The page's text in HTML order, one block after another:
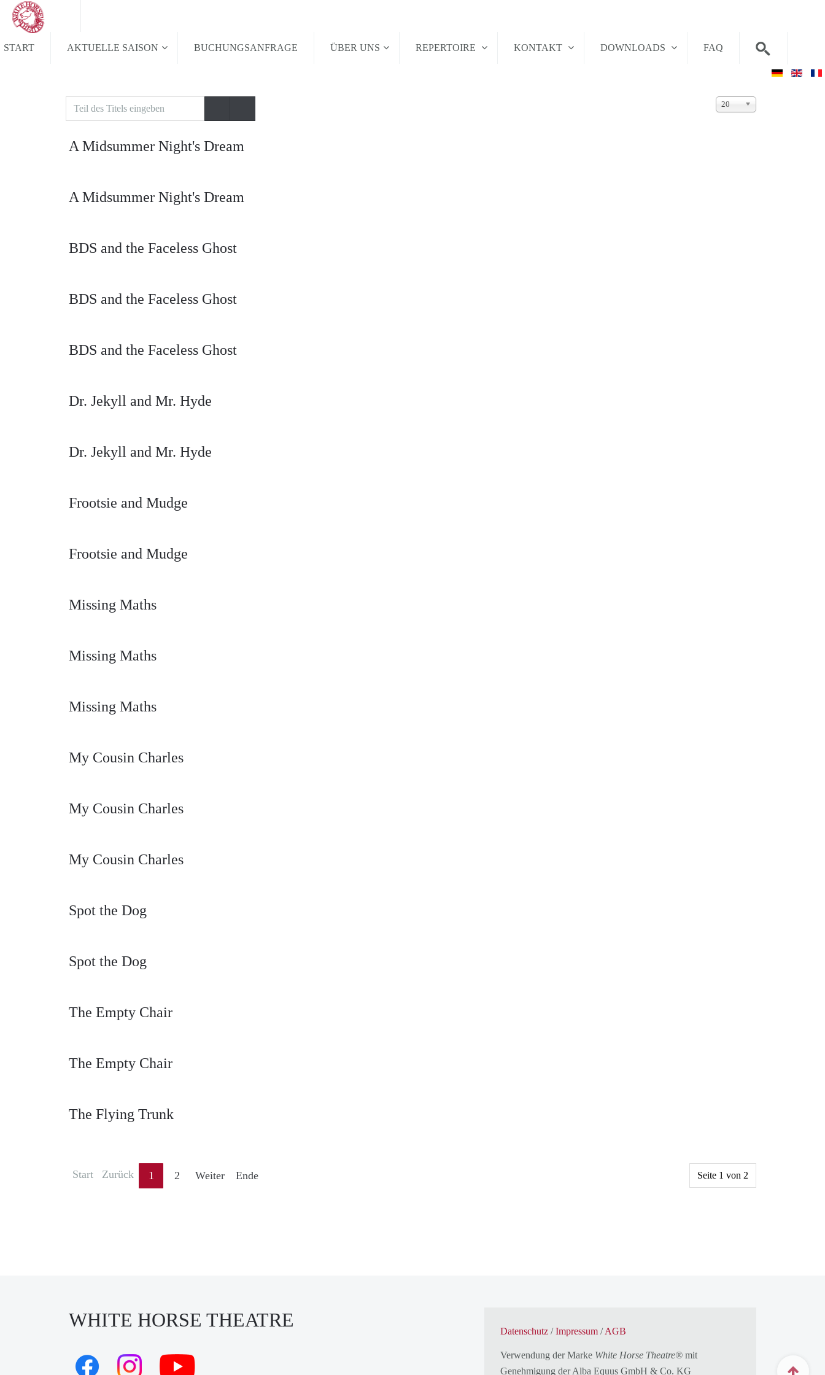
START AKTUELLE SAISON BUCHUNGSANFRAGE ÜBER UNS REPERTOIRE KONTAKT DOWNLOADS FAQ
Teil
des
eingeben
Anzeige
20
A Midsummer Night's Dream
A Midsummer Night's Dream
BDS and the Faceless Ghost
BDS and the Faceless Ghost
BDS and the Faceless Ghost
Dr. Jekyll and Mr. Hyde
Dr. Jekyll and Mr. Hyde
Frootsie and Mudge
Frootsie and Mudge
Missing Maths
Missing Maths
Missing Maths
My Cousin Charles
My Cousin Charles
My Cousin Charles
Spot the Dog
Spot the Dog
The Empty Chair
The Empty Chair
The Flying Trunk
Seite 1 von 2
Start Zurück 1 2 Weiter Ende
WHITE HORSE THEATRE
Datenschutz/Impressum/AGB
Verwendung der Marke White Horse Theatre®mit
Genehmigung derAlba Equus GmbH & Co. KG